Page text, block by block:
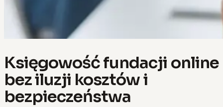
Księgowość fundacji online
bez iluzji kosztów i
bezpieczeństwa